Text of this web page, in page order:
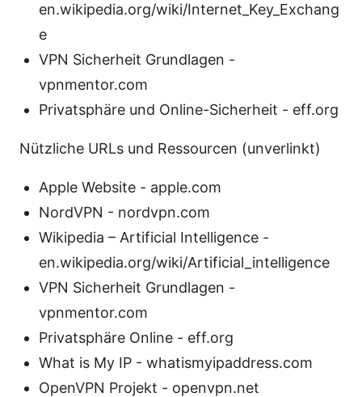
en.wikipedia.org/wiki/Internet_Key_Exchang
e
VPN Sicherheit Grundlagen -
vpnmentor.com
Privatsphäre und Online-Sicherheit - eff.org
Nützliche URLs und Ressourcen (unverlinkt)
Apple Website - apple.com
NordVPN - nordvpn.com
Wikipedia – Artificial Intelligence -
en.wikipedia.org/wiki/Artificial_intelligence
VPN Sicherheit Grundlagen -
vpnmentor.com
Privatsphäre Online - eff.org
What is My IP - whatismyipaddress.com
OpenVPN Projekt - openvpn.net